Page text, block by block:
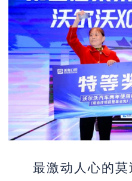
最激动人心的莫